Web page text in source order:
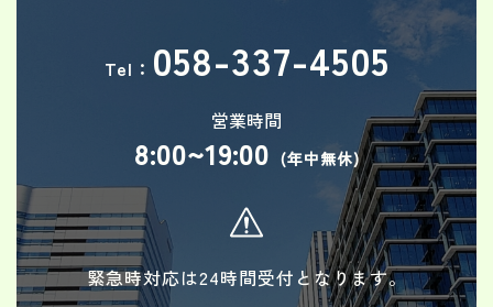
Tel： 058-337-4505
営業時間
8:00~19:00 (年中無休)
緊急時対応は24時間受付となります。